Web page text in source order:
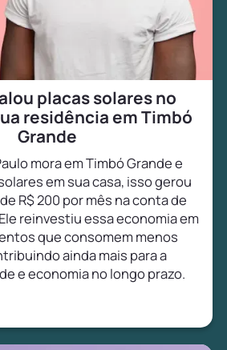
placas solares no
residência em Timbó
Grande
mora em Timbó Grande e
em sua casa, isso gerou
R$ 200 por mês na conta de
reinvestiu essa economia em
que consomem menos
ainda mais para a
e economia no longo prazo.